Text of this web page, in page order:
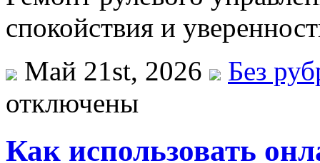
спокойствия и
Май 21st, 2026
Без
отключены
Как использовать